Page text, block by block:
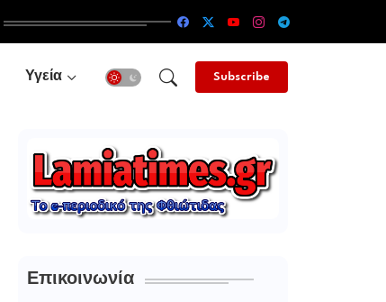
Υγεία Subscribe
Επικοινωνία